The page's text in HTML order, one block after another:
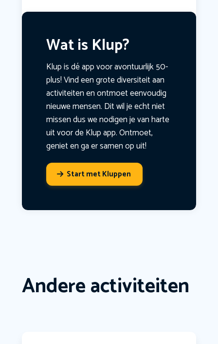
Wat is Klup?
Klup is dé app voor avontuurlijk 50-
plus! Vind een grote diversiteit aan
activiteiten en ontmoet eenvoudig
nieuwe mensen. Dit wil je echt niet
missen dus we nodigen je van harte
uit voor de Klup app. Ontmoet,
geniet en ga er samen op uit!
Start met Kluppen
Andere activiteiten